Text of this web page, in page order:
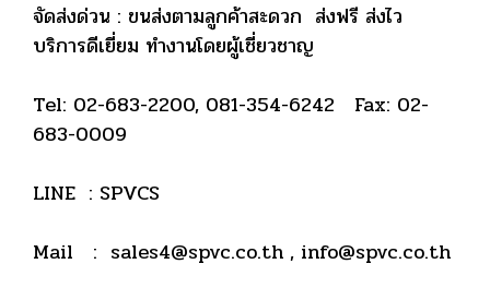
จัดส่งด่วน : ขนส่งตามลูกค้าสะดวก ส่งฟรี ส่งไว
บริการดีเยี่ยม ทำงานโดยผู้เชี่ยวชาญ
Tel: 02-683-2200, 081-354-6242 Fax: 02-
683-0009
LINE : SPVCS
Mail : sales4@spvc.co.th , info@spvc.co.th